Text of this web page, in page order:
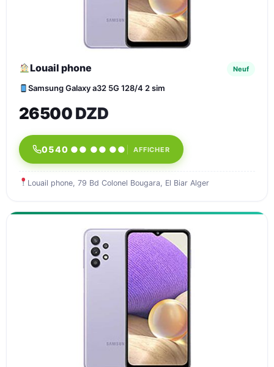
Louail phone Neuf
Samsung Galaxy a32 5G 128/4 2 sim
26500 DZD
0540 ●● ●● ●● AFFICHER
Louail phone, 79 Bd Colonel Bougara, El Biar Alger